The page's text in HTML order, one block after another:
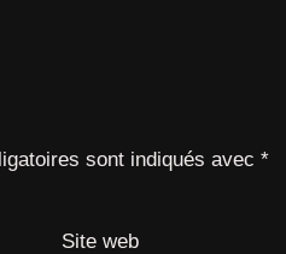
sont indiqués avec *
Site web